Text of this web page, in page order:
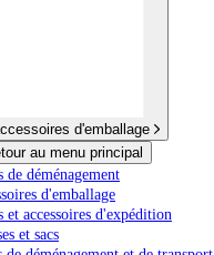
d'emballage
au menu principal
de déménagement
d'emballage
et accessoires d'expédition
et sacs